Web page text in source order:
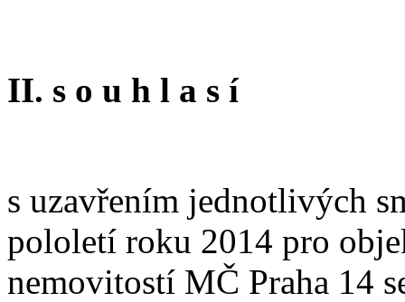
II. s o u h l a s í
s uzavřením jednotlivých
pololetí roku 2014 pro
nemovitostí MČ Praha 14